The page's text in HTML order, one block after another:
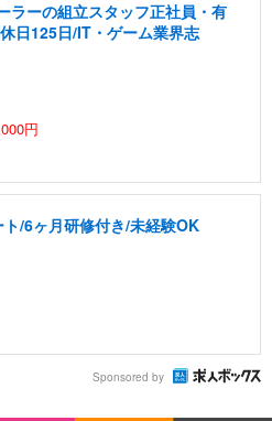
ラーの組立スタッフ正社員・有
日125日/IT・ゲーム業界志
円
/6ヶ月研修付き/未経験OK
Sponsored by